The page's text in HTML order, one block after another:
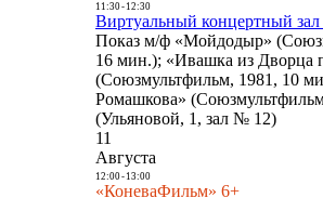
11:30- 12:30
Виртуальный концертный зал
Показ м/ф «Мойдодыр»
16 мин.); «Ивашка из Дворца
(Союзмультфильм, 1981, 10
Ромашкова»
(Ульяновой, 1, зал № 12)
11
Августа
12:00- 13:00
«КоневаФильм» 6+